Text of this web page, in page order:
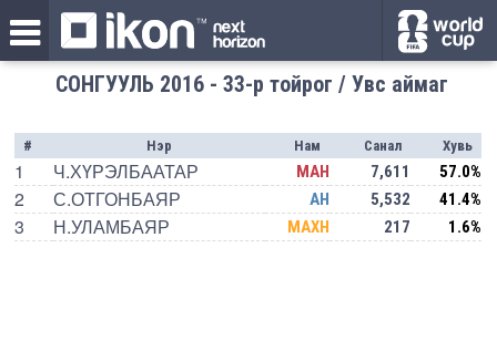
СОНГУУЛЬ 2016 - 33-р тойрог / Увс аймаг
# Нэр Нам Санал Хувь
1 Ч.ХҮРЭЛБААТАР МАН 7,611 57.0%
2 С.ОТГОНБАЯР АН 5,532 41.4%
3 Н.УЛАМБАЯР МАХН 217 1.6%